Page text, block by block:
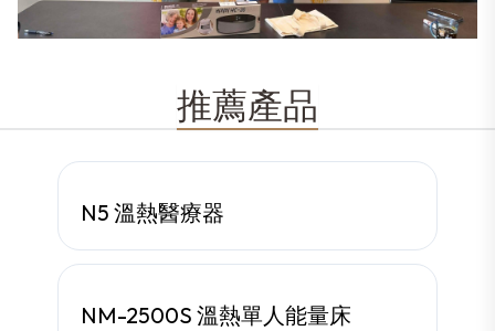
推薦產品
主打產品
N5 溫熱醫療器
主打產品
NM-2500S 溫熱單人能量床